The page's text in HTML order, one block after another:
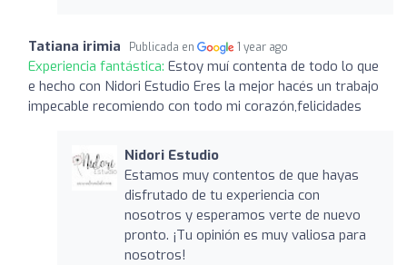
Tatiana irimia Publicada en 1 year ago
Experiencia fantástica: Estoy muí contenta de todo lo que
e hecho con Nidori Estudio Eres la mejor hacés un trabajo
impecable recomiendo con todo mi corazón,felicidades
Nidori Estudio
Estamos muy contentos de que hayas
disfrutado de tu experiencia con
nosotros y esperamos verte de nuevo
pronto. ¡Tu opinión es muy valiosa para
nosotros!